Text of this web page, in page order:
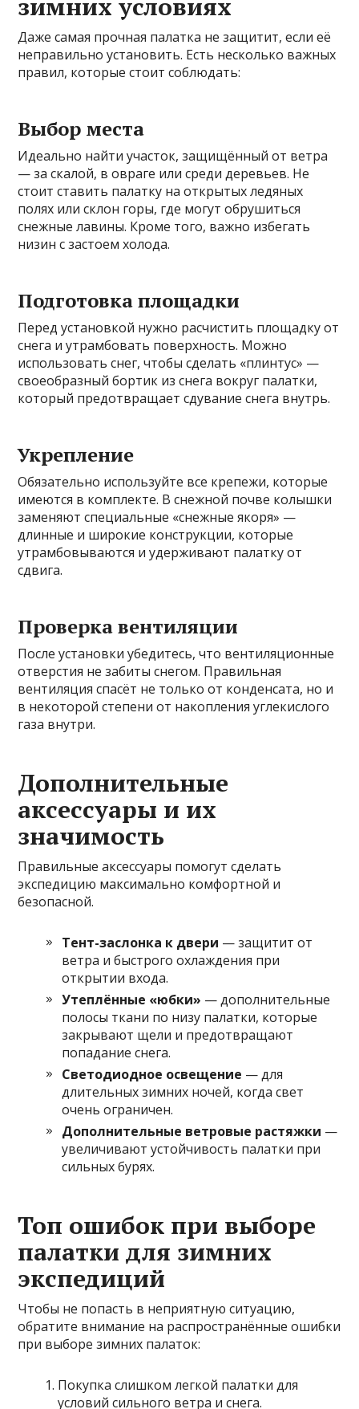
зимних условиях
Даже самая прочная палатка не защитит, если её
неправильно установить. Есть несколько важных
правил, которые стоит соблюдать:
Выбор места
Идеально найти участок, защищённый от ветра
— за скалой, в овраге или среди деревьев. Не
стоит ставить палатку на открытых ледяных
полях или склон горы, где могут обрушиться
снежные лавины. Кроме того, важно избегать
низин с застоем холода.
Подготовка площадки
Перед установкой нужно расчистить площадку от
снега и утрамбовать поверхность. Можно
использовать снег, чтобы сделать «плинтус» —
своеобразный бортик из снега вокруг палатки,
который предотвращает сдувание снега внутрь.
Укрепление
Обязательно используйте все крепежи, которые
имеются в комплекте. В снежной почве колышки
заменяют специальные «снежные якоря» —
длинные и широкие конструкции, которые
утрамбовываются и удерживают палатку от
сдвига.
Проверка вентиляции
После установки убедитесь, что вентиляционные
отверстия не забиты снегом. Правильная
вентиляция спасёт не только от конденсата, но и
в некоторой степени от накопления углекислого
газа внутри.
Дополнительные
аксессуары и их
значимость
Правильные аксессуары помогут сделать
экспедицию максимально комфортной и
безопасной.
Тент-заслонка к двери — защитит от
ветра и быстрого охлаждения при
открытии входа.
Утеплённые «юбки» — дополнительные
полосы ткани по низу палатки, которые
закрывают щели и предотвращают
попадание снега.
Светодиодное освещение — для
длительных зимних ночей, когда свет
очень ограничен.
Дополнительные ветровые растяжки —
увеличивают устойчивость палатки при
сильных бурях.
Топ ошибок при выборе
палатки для зимних
экспедиций
Чтобы не попасть в неприятную ситуацию,
обратите внимание на распространённые ошибки
при выборе зимних палаток:
Покупка слишком легкой палатки для
условий сильного ветра и снега.